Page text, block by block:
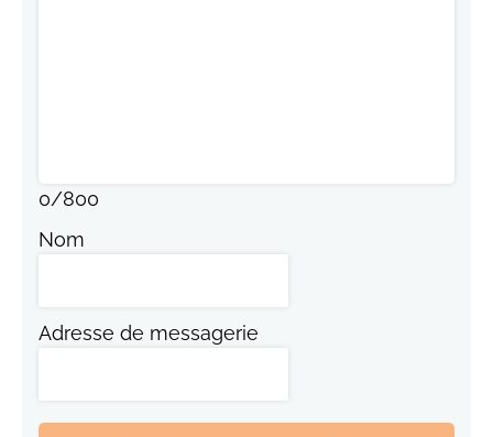
0/800
Nom
Adresse de messagerie